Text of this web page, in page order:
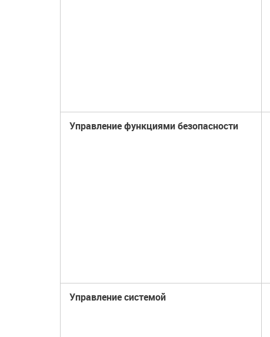
Управление функциями безопасности
Управление системой